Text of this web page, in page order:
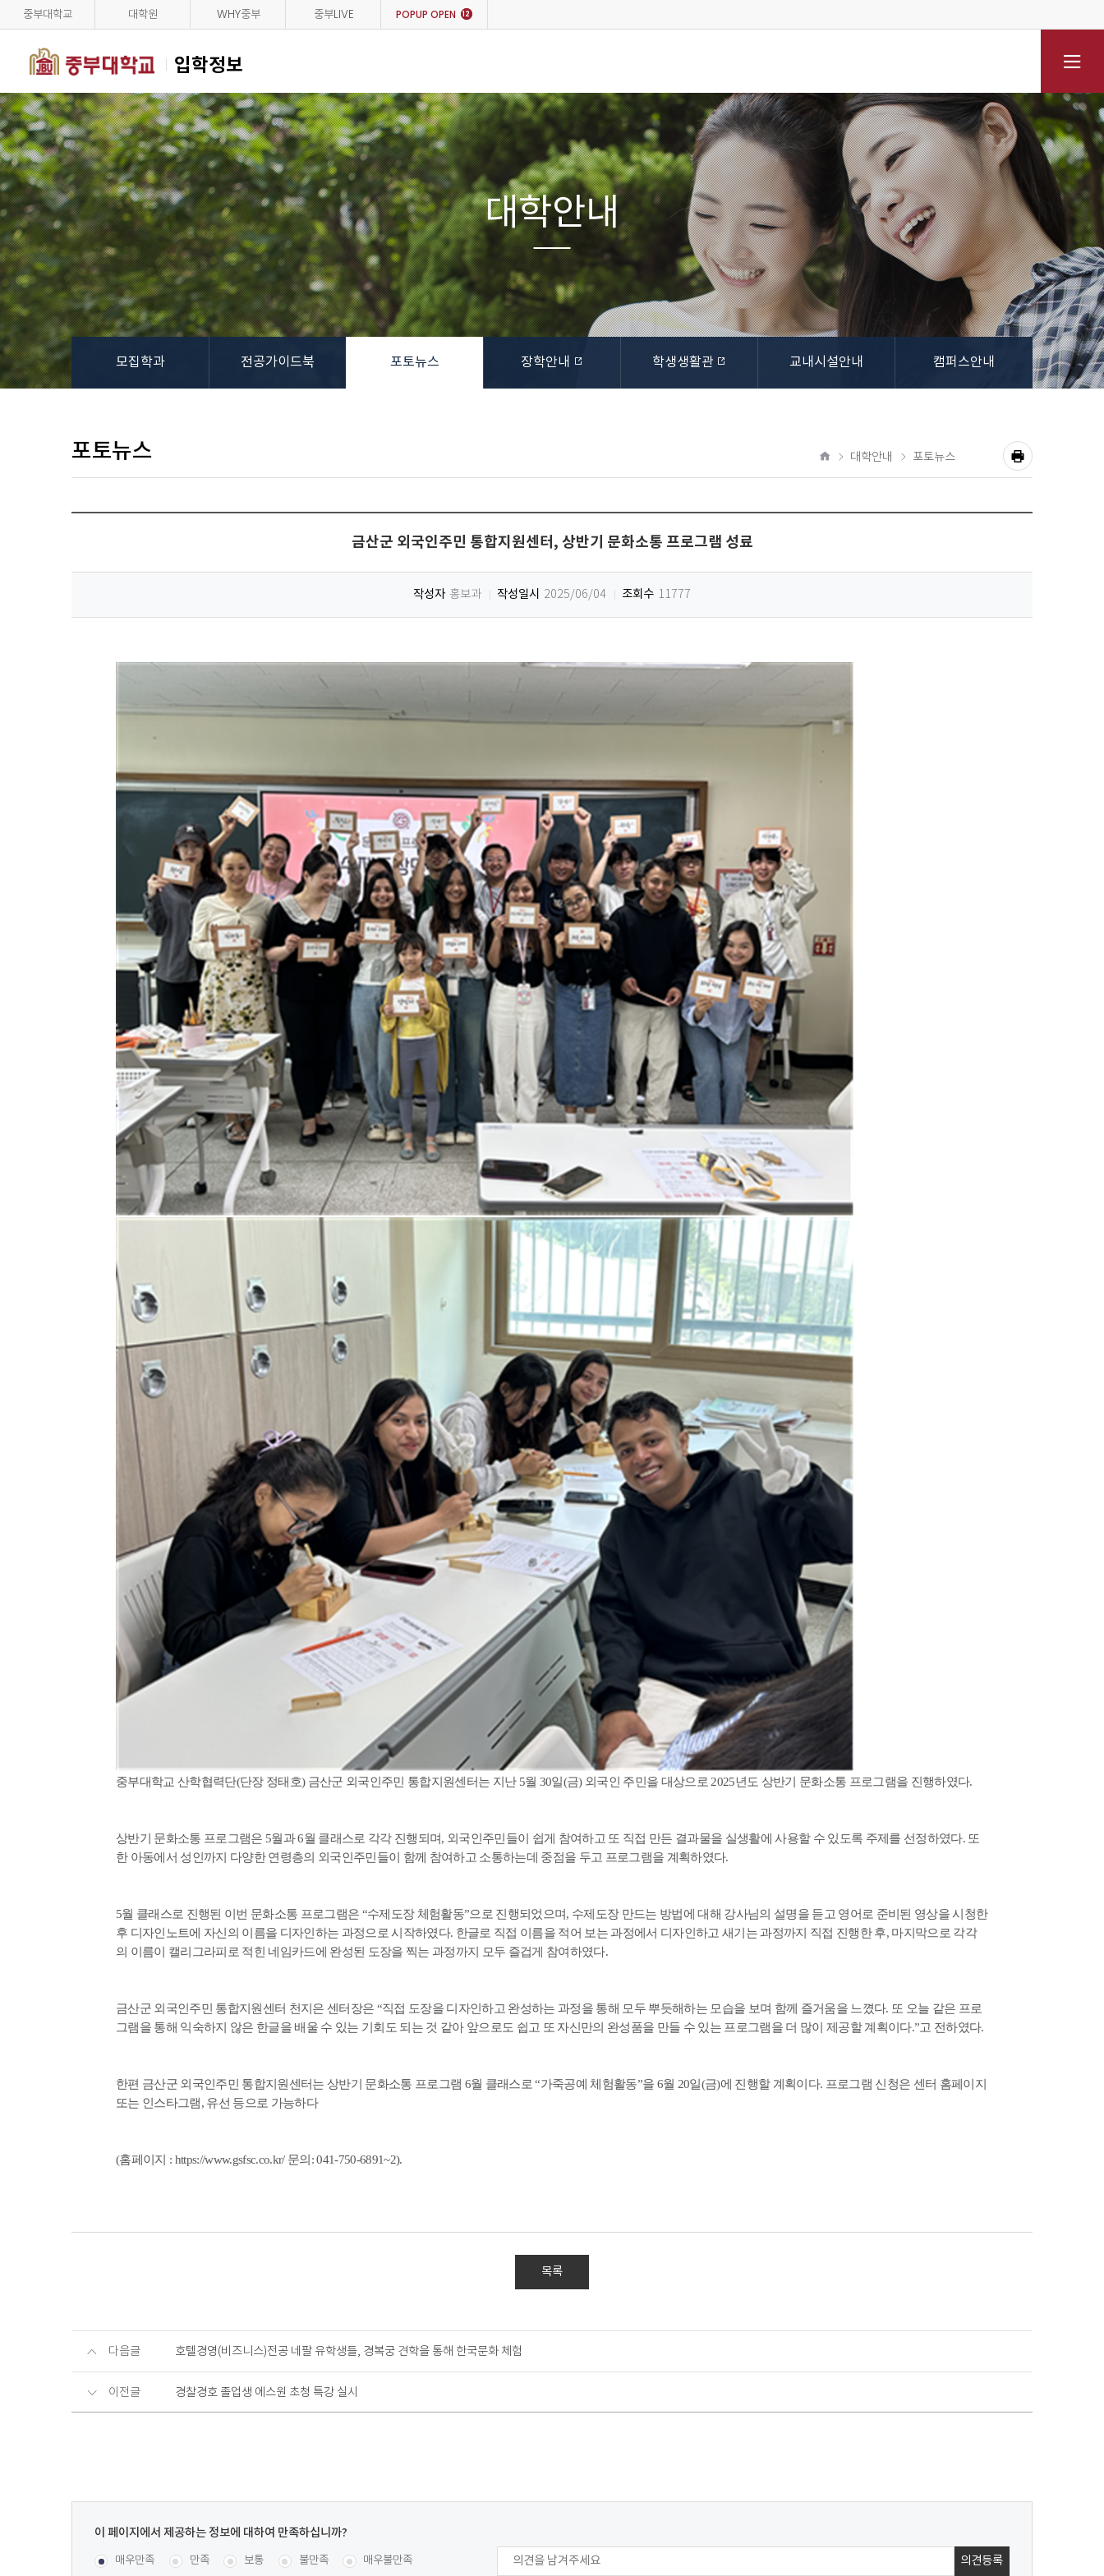
입학정보
전체메뉴
중부대학교 대학원 WHY중부 중부LIVE POPUP OPEN 12
대학안내
모집학과 전공가이드북 포토뉴스 장학안내 학생생활관 교내시설안내 캠퍼스안내
포토뉴스 대학안내 포토뉴스
공
유
린
금산군 외국인주민 통합지원센터, 상반기 문화소통 프로그램 성료
작성자 홍보과 작성일시 2025/06/04 조회수 11777
중부대학교 산학협력단(단장 정태호) 금산군 외국인주민 통합지원센터는 지난 5월 30일(금) 외국인 주민을 대상으로2025년도 상반기 문화소통 프로그램을 진행하였다.
상반기 문화소통 프로그램은 5월과6월 클래스로 각각 진행되며, 외국인주민들이 쉽게 참여하고 또 직접 만든 결과물을 실생활에 사용할 수 있도록 주제를 선정하였다. 또
한 아동에서 성인까지 다양한 연령층의 외국인주민들이 함께 참여하고 소통하는데 중점을 두고 프로그램을 계획하였다.
5월 클래스로 진행된 이번 문화소통 프로그램은 “수제도장 체험활동”으로 진행되었으며, 수제도장 만드는 방법에 대해 강사님의 설명을 듣고 영어로 준비된 영상을 시청한
후 디자인노트에 자신의 이름을 디자인하는 과정으로 시작하였다. 한글로 직접 이름을 적어 보는 과정에서 디자인하고 새기는 과정까지 직접 진행한 후, 마지막으로 각각
의 이름이 캘리그라피로 적힌 네임카드에 완성된 도장을 찍는 과정까지 모두 즐겁게 참여하였다.
금산군 외국인주민 통합지원센터 천지은 센터장은 “직접 도장을 디자인하고 완성하는 과정을 통해 모두 뿌듯해하는 모습을 보며 함께 즐거움을 느꼈다. 또 오늘 같은 프로
그램을 통해 익숙하지 않은 한글을 배울 수 있는 기회도 되는 것 같아 앞으로도 쉽고 또 자신만의 완성품을 만들 수 있는 프로그램을 더 많이 제공할 계획이다.”고 전하였다.
한편 금산군 외국인주민 통합지원센터는 상반기 문화소통 프로그램 6월 클래스로“가죽공예 체험활동”을 6월 20일(금)에 진행할 계획이다. 프로그램 신청은 센터 홈페이지
또는 인스타그램, 유선 등으로 가능하다
(홈페이지 : https://www.gsfsc.co.kr/ 문의 : 041-750-6891~2).
목록
다음글 호텔경영(비즈니스)전공 네팔 유학생들, 경복궁 견학을 통해 한국문화 체험
이전글 경찰경호 졸업생 에스원 초청 특강 실시
이
이
매우만족 만족 보통 불만족 매우불만족